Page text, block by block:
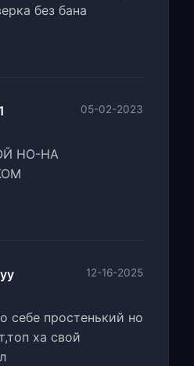
без бана
05-02-2023
НО-НА
12-16-2025
себе простенький но
ха свой